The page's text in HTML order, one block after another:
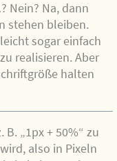
Nein? Na, dann
stehen bleiben.
sogar einfach
realisieren. Aber
halten
„1px + 50%“ zu
also in Pixeln